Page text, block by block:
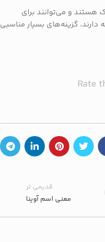
هستند و می‌توانند برای
گزینه‌های بسیار مناسبی
Rate
قدیمی تر
معنی اسم آوینا